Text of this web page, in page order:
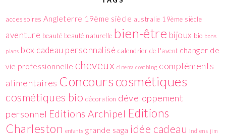
accessoires Angleterre 19ème siècle australie 19ème siècle
aventure beauté beauté naturelle bien-être bijoux bio bons
plans box cadeau personnalisé calendrier de l'avent changer de
vie professionnelle cheveux cinema coaching compléments
alimentaires Concourscosmétiques
cosmétiques bio décoration développement
personnel Editions Archipel Editions
Charleston enfants grande saga idée cadeau indiens jim